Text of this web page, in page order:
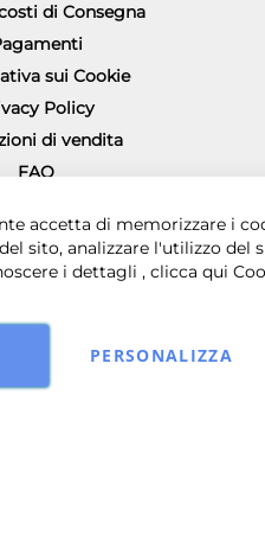
di Consegna
sui Cookie
Policy
di vendita
FAQ
di Piemonte 199, 80026 Casoria